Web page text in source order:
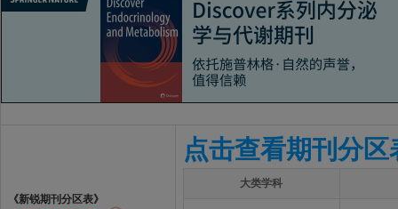
《新锐期刊分区表》
点击查看期刊分区
大类学科